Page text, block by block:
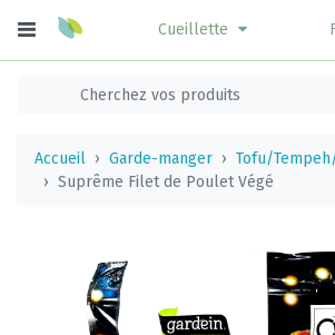
Cueillette
Accueil Garde-manger
Tofu/
Suprême Filet de Poulet Végé